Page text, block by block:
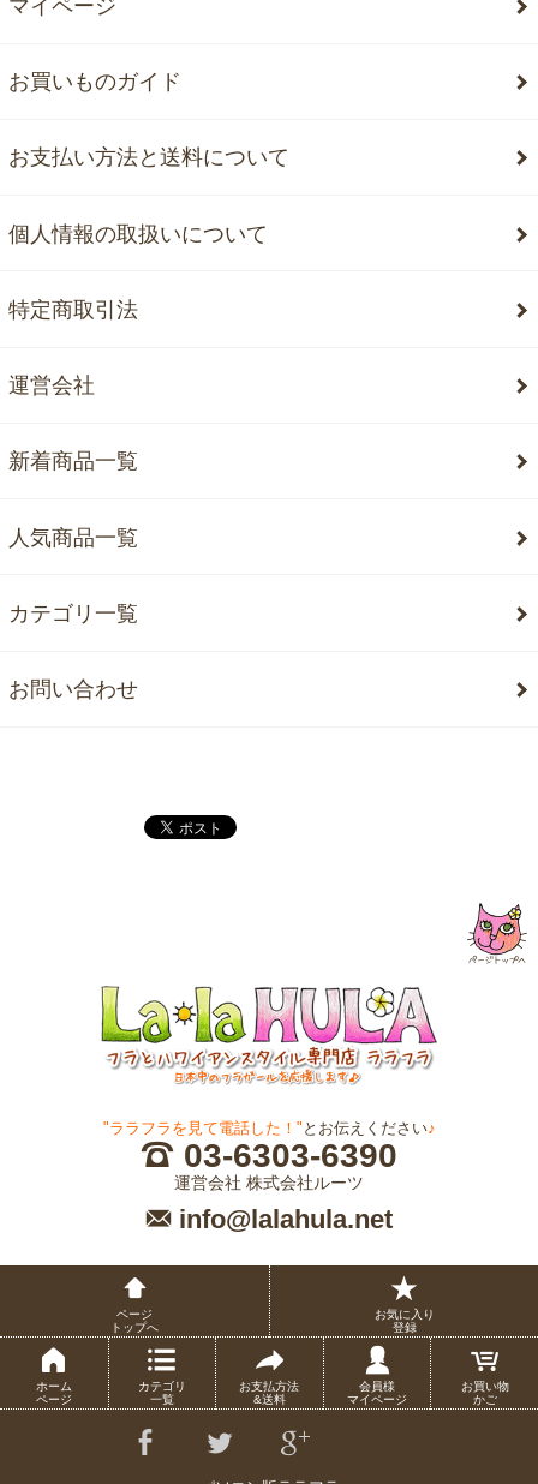
マイページ
お買いものガイド
お支払い方法と送料について
個人情報の取扱いについて
特定商取引法
運営会社
新着商品一覧
人気商品一覧
カテゴリ一覧
お問い合わせ
"ララフラを見て電話した！" とお伝えください♪
03-6303-6390
運営会社 株式会社ルーツ
info@lalahula.net
ページ
トップへ
お気に入り
登録
ホーム
ページ
カテゴリ
一覧
お支払方法
&送料
会員様
マイページ
お買い物
かご